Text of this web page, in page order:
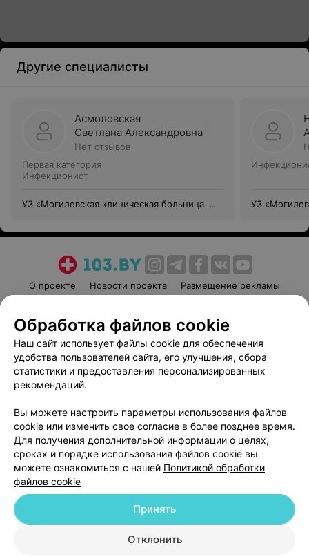
Другие специалисты
Асмоловская
Светлана Александровна
Нет отзывов
Первая категория
Инфекционист
УЗ «Могилевская клиническая больница №
УЗ
О проекте Новости проекта
Размещение рекламы
Пользовательское соглашение
Способы оплаты
Вакансии
Партнеры
Написать руководителю 103.by
Обработка персональных данных
© 2026 ООО «Артокс Лаб», УНП 191700409
| 220012, Республика Беларусь,
Обработка файлов cookie
Наш сайт использует файлы cookie для обеспечения
удобства пользователей сайта, его улучшения, сбора
статистики и предоставления персонализированных
рекомендаций.
Вы можете настроить параметры использования файлов
cookie или изменить свое согласие в более позднее время.
Для получения дополнительной информации о целях,
сроках и порядке использования файлов cookie вы
можете ознакомиться с нашей Политикой обработки
файлов cookie
Отклонить
Принять